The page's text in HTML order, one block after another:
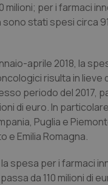
milioni; per i farmaci
stati spesi circa
aprile 2018, la
risulta in lieve
periodo del 2017,
di euro. In
Puglia e
e Emilia Romagna.
spesa per i farmaci
da 110 milioni di